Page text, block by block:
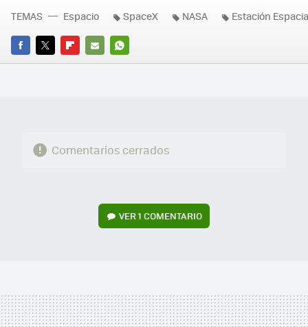
FACEBOOK
TWITTERFLIPBOARD
E-
WHATSAPP
TEMAS Espacio SpaceX NASA Estación
Comentarios cerrados
VER1 COMENTARIO